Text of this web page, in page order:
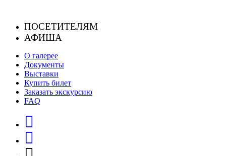
contentПОСЕТИТЕЛЯМ
АФИША
О галерее
Документы
Выставки
Купить билет
Заказать экскурсию
FAQ